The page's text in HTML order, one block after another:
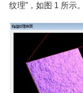
纹理”，如图 1 所示。